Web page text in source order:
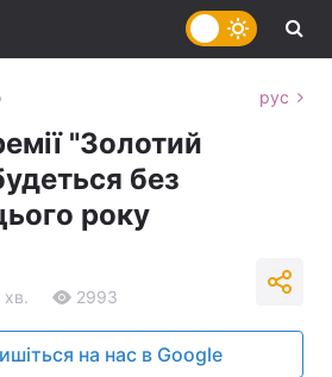
рус
"Золотий
без
року
хв. 2993
на нас в Google